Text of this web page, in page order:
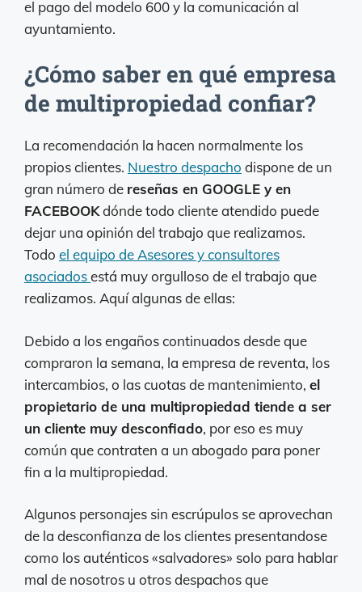
el pago del modelo 600 y la comunicación al
ayuntamiento.
¿Cómo saber en qué empresa
de multipropiedad confiar?
La recomendación la hacen normalmente los
propios clientes. Nuestro despacho dispone de un
gran número de reseñas en GOOGLE y en
FACEBOOKdónde todo cliente atendido puede
dejar una opinión del trabajo que realizamos.
Todo el equipo de Asesores y consultores
asociadosestá muy orgulloso de el trabajo que
realizamos. Aquí algunas de ellas:
Debido a los engaños continuados desde que
compraron la semana, la empresa de reventa, los
intercambios, o las cuotas de mantenimiento, el
propietario de una multipropiedad tiende a ser
un cliente muy desconfiado, por eso es muy
común que contraten a un abogado para poner
fin a la multipropiedad.
Algunos personajes sin escrúpulos se aprovechan
de la desconfianza de los clientes presentandose
como los auténticos «salvadores» solo para hablar
mal de nosotros u otros despachos que